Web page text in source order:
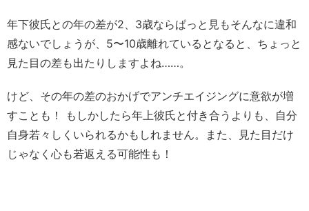
年下彼氏との年の差が2、3歳ならぱっと見もそんなに違和
感ないでしょうが、5〜10歳離れているとなると、ちょっと
見た目の差も出たりしますよね……。
けど、その年の差のおかげでアンチエイジングに意欲が増
すことも！ もしかしたら年上彼氏と付き合うよりも、自分
自身若々しくいられるかもしれません。また、見た目だけ
じゃなく心も若返える可能性も！